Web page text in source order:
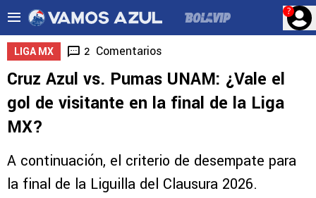
?
LIGA MX 2 Comentarios
Cruz Azul vs. Pumas UNAM: ¿Vale el
gol de visitante en la final de la Liga
MX?
A continuación, el criterio de desempate para
la final de la Liguilla del Clausura 2026.